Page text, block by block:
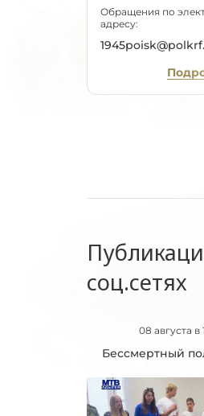
Обращения по
адресу:
соц.сетях
08 августа в
Бессмертный